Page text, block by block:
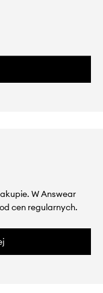
W Answear
cen regularnych.